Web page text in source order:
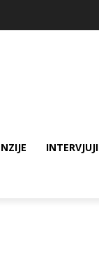
INTERVJUJI